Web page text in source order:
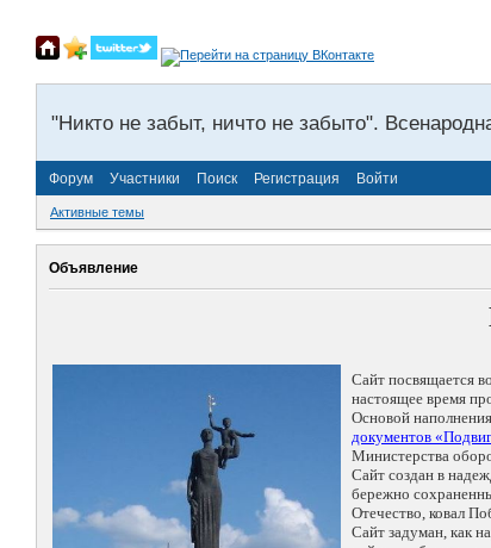
"Никто не забыт, ничто не забыто".
Форум Участники Поиск Регистрация Войти
Активные темы
Объявление
Сайт посвящается
настоящее время
Основой
документов
Министерства
Сайт создан в
бережно
Отечество, ковал
Сайт задуман, как